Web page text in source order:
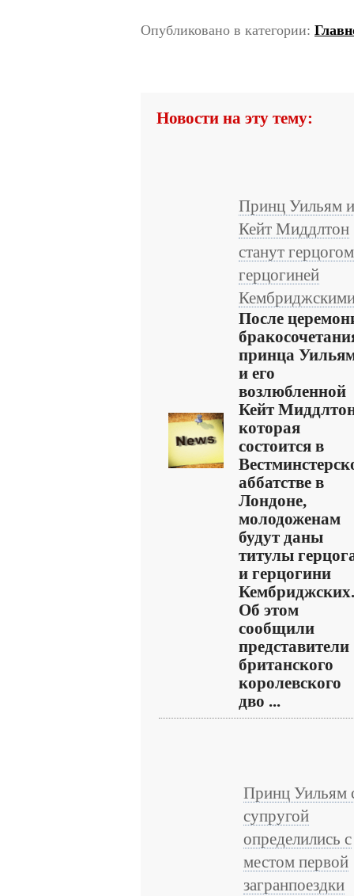
Опубликовано в категории:
Новости на эту тему:
Принц Уильям и
Кейт Миддлтон
станут
герцогиней
После
принца
и его
возлюбленной
Кейт
которая
состоится в
аббатстве в
Лондоне,
молодоженам
будут даны
титулы
и герцогини
Кембриджских.
Об этом
сообщили
представители
британского
королевского
дво ...
Принц Уильям
супругой
определились с
местом первой
загранпоездки